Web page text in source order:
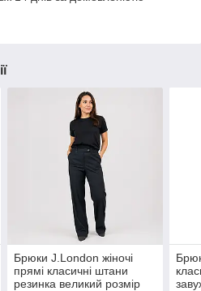
Брюки J.London жіночі
прямі класичні штани
резинка великий розмір